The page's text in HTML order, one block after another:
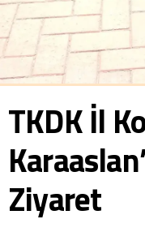
TKDK İl
Ziyaret